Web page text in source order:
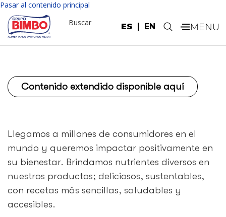
Pasar al contenido principal
ES EN
Buscar .
Contenido extendido disponible aquí
Llegamos a millones de consumidores en el
mundo y queremos impactar positivamente en
su bienestar. Brindamos nutrientes diversos en
nuestros productos; deliciosos, sustentables,
con recetas más sencillas, saludables y
accesibles.